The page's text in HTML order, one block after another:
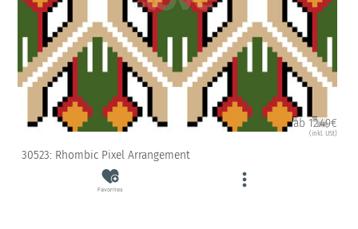
ab 12.49€
(inkl. USt)
30523: Rhombic Pixel Arrangement
Favorites